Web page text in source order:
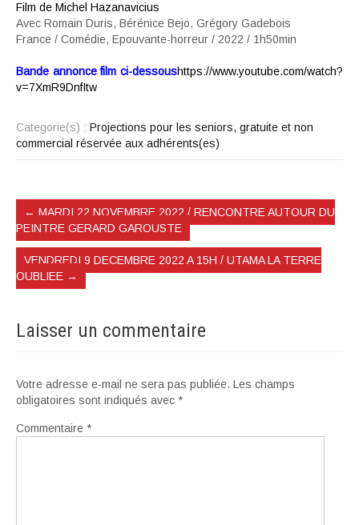
Film de Michel Hazanavicius
Avec Romain Duris, Bérénice Bejo, Grégory Gadebois
France / Comédie, Epouvante-horreur / 2022 / 1h50min
Bande annonce film ci-dessoushttps://www.youtube.com/watch?
v=7XmR9DnfItw
Categorie(s) : Projections pour les seniors, gratuite et non
commercial réservée aux adhérents(es)
← MARDI 22 NOVEMBRE 2022 / RENCONTRE AUTOUR DU
PEINTRE GERARD GAROUSTE
VENDREDI 9 DECEMBRE 2022 A 15H / UTAMA LA TERRE
OUBLIEE →
Laisser un commentaire
Votre adresse e-mail ne sera pas publiée. Les champs
obligatoires sont indiqués avec *
Commentaire *